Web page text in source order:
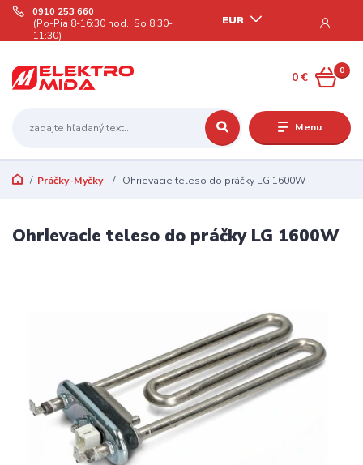
Menu
EUR
0910 253 660
(Po-Pia 8-16:30 hod., So 8:30-
11:30)
0
0 €
Práčky-Myčky Ohrievacie teleso do práčky LG 1600W
Ohrievacie teleso do práčky LG 1600W